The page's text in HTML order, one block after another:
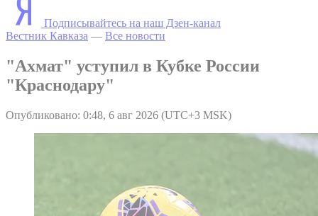
Подписывайтесь на наш Дзен-канал
Вестник Кавказа — Все новости
"Ахмат" уступил в Кубке России
"Краснодару"
Опубликовано: 0:48, 6 авг 2026 (UTC+3 MSK)